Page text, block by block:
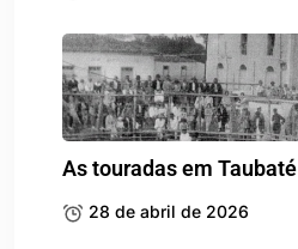
As touradas em Taubaté
28 de abril de 2026